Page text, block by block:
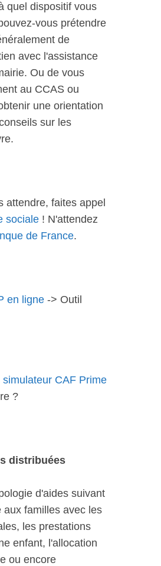
quel dispositif vous
vous prétendre
de
avec l'assistance
Ou de vous
au CCAS ou
une orientation
sur les
attendre, faites appel
sociale ! N'attendez
de France.
en ligne -> Outil
CAF Prime
?
distribuées
d'aides suivant
aux familles avec les
les prestations
enfant, l'allocation
ou encore